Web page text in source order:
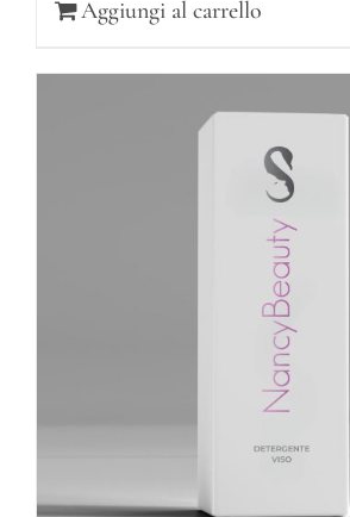
Aggiungi al carrello